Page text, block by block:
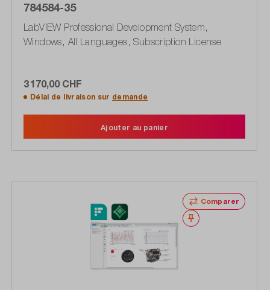
784584-35
LabVIEW Professional Development System,
Windows, All Languages, Subscription License
3 170,00 CHF
Délai de livraison sur demande
Ajouter au panier
Comparer
Noter